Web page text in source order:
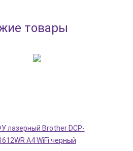
товары
лазерный Brother DCP-
A4 WiFi черный